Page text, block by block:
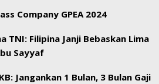
Company GPEA 2024
TNI: Filipina Janji Bebaskan Lima
Sayyaf
Jangankan 1 Bulan, 3 Bulan Gaji